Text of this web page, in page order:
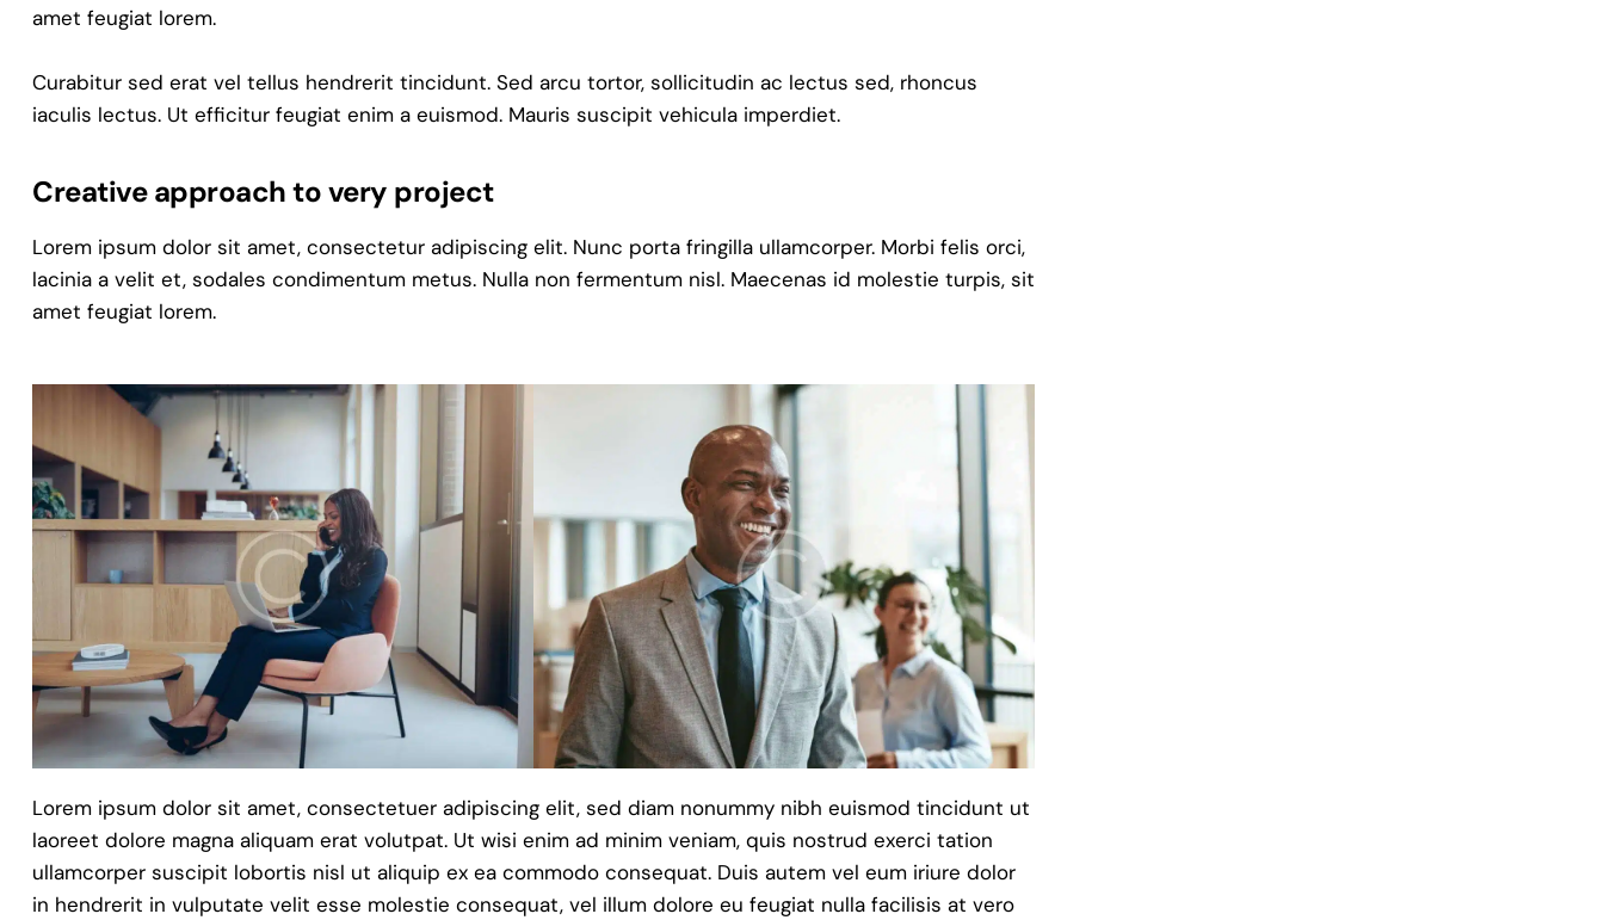
amet feugiat lorem.
Curabitur sed erat vel tellus hendrerit tincidunt. Sed arcu tortor, sollicitudin ac lectus sed, rhoncus
iaculis lectus. Ut efficitur feugiat enim a euismod. Mauris suscipit vehicula imperdiet.
Creative approach to very project
Lorem ipsum dolor sit amet, consectetur adipiscing elit. Nunc porta fringilla ullamcorper. Morbi felis orci,
lacinia a velit et, sodales condimentum metus. Nulla non fermentum nisl. Maecenas id molestie turpis, sit
amet feugiat lorem.
Lorem ipsum dolor sit amet, consectetuer adipiscing elit, sed diam nonummy nibh euismod tincidunt ut
laoreet dolore magna aliquam erat volutpat. Ut wisi enim ad minim veniam, quis nostrud exerci tation
ullamcorper suscipit lobortis nisl ut aliquip ex ea commodo consequat. Duis autem vel eum iriure dolor
in hendrerit in vulputate velit esse molestie consequat, vel illum dolore eu feugiat nulla facilisis at vero